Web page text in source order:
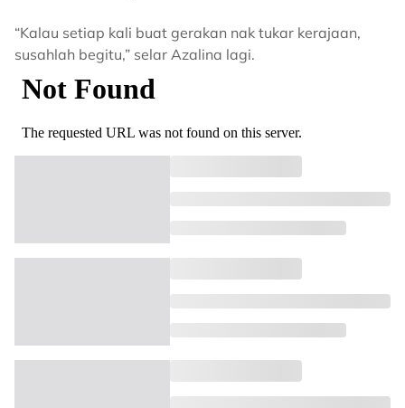
“Kalau setiap kali buat gerakan nak tukar kerajaan,
susahlah begitu,” selar Azalina lagi.